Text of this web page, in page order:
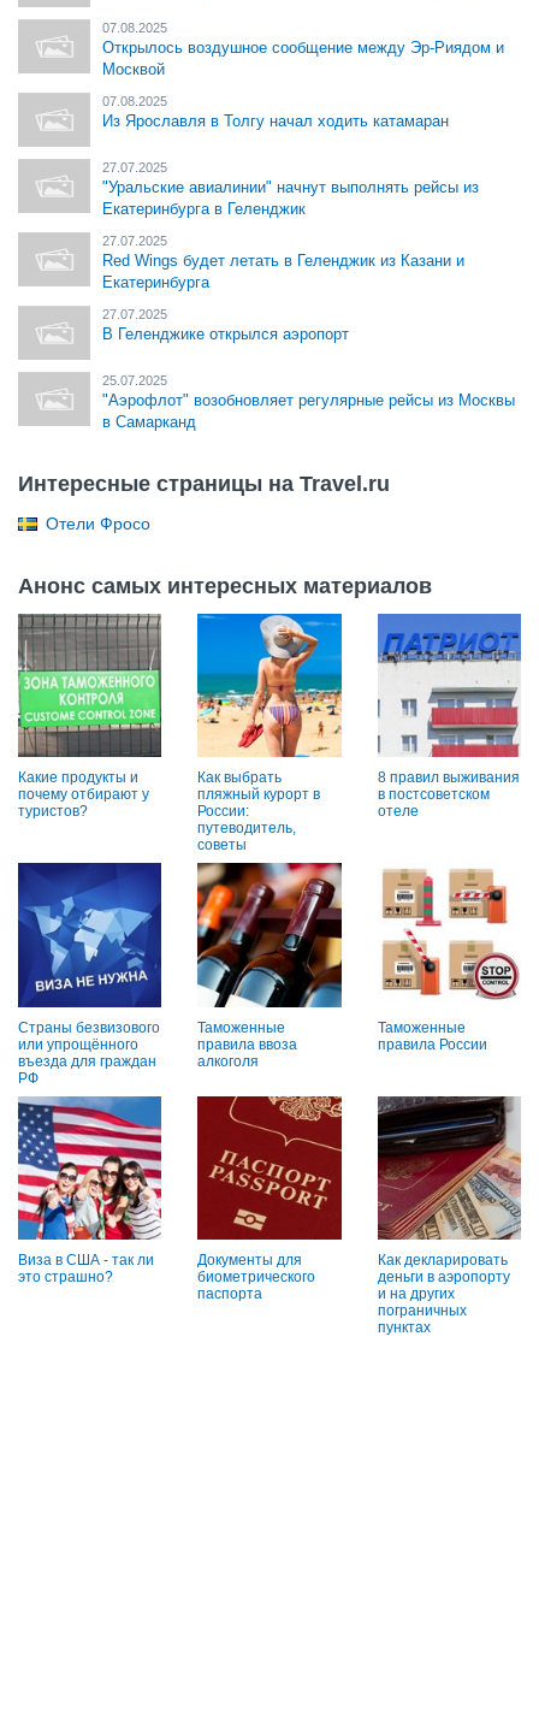
07.08.2025
Открылось воздушное сообщение между Эр-Риядом и
Москвой
07.08.2025
Из Ярославля в Толгу начал ходить катамаран
27.07.2025
"Уральские авиалинии" начнут выполнять рейсы из
Екатеринбурга в Геленджик
27.07.2025
Red Wings будет летать в Геленджик из Казани и
Екатеринбурга
27.07.2025
В Геленджике открылся аэропорт
25.07.2025
"Аэрофлот" возобновляет регулярные рейсы из Москвы
в Самарканд
Интересные страницы на Travel.ru
Отели Фросо
Анонс самых интересных материалов
Какие продукты и
почему отбирают у
туристов?
Как выбрать
пляжный курорт в
России:
путеводитель,
советы
8 правил выживания
в постсоветском
отеле
Страны безвизового
или упрощённого
въезда для граждан
РФ
Таможенные
правила ввоза
алкоголя
Таможенные
правила России
Виза в США - так ли
это страшно?
Документы для
биометрического
паспорта
Как декларировать
деньги в аэропорту
и на других
пограничных
пунктах